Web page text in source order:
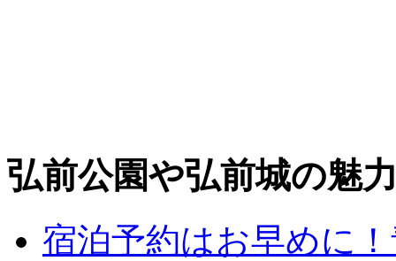
弘前公園や弘前城の魅
宿泊予約はお早めに